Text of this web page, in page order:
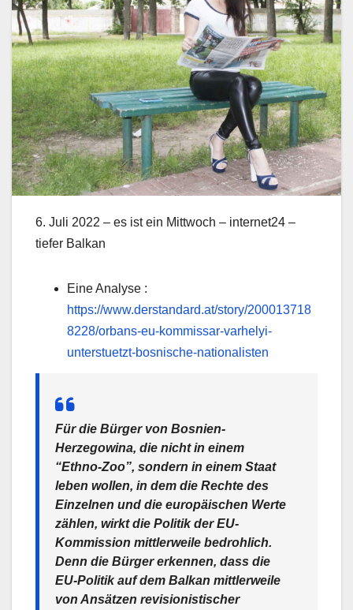
6. Juli 2022 – es ist ein Mittwoch – internet24 –
tiefer Balkan
Eine Analyse :
https://www.derstandard.at/story/200013718
8228/orbans-eu-kommissar-varhelyi-
unterstuetzt-bosnische-nationalisten
Für die Bürger von Bosnien-
Herzegowina, die nicht in einem
“Ethno-Zoo”, sondern in einem Staat
leben wollen, in dem die Rechte des
Einzelnen und die europäischen Werte
zählen, wirkt die Politik der EU-
Kommission mittlerweile bedrohlich.
Denn die Bürger erkennen, dass die
EU-Politik auf dem Balkan mittlerweile
von Ansätzen revisionistischer